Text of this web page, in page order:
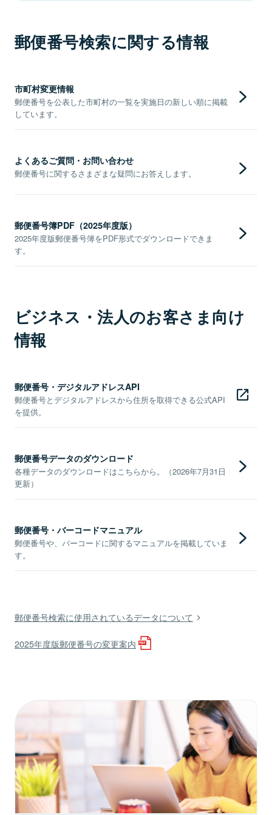
郵便番号検索に関する情報
市町村変更情報
郵便番号を公表した市町村の一覧を実施日の新しい順に掲載
しています。
よくあるご質問・お問い合わせ
郵便番号に関するさまざまな疑問にお答えします。
郵便番号簿PDF（2025年度版）
2025年度版郵便番号簿をPDF形式でダウンロードできま
す。
ビジネス・法人のお客さま向け
情報
郵便番号・デジタルアドレスAPI
郵便番号とデジタルアドレスから住所を取得できる公式API
を提供。
郵便番号データのダウンロード
各種データのダウンロードはこちらから。（2026年7月31日
更新）
郵便番号・バーコードマニュアル
郵便番号や、バーコードに関するマニュアルを掲載していま
す。
郵便番号検索に使用されているデータについて
2025年度版郵便番号の変更案内